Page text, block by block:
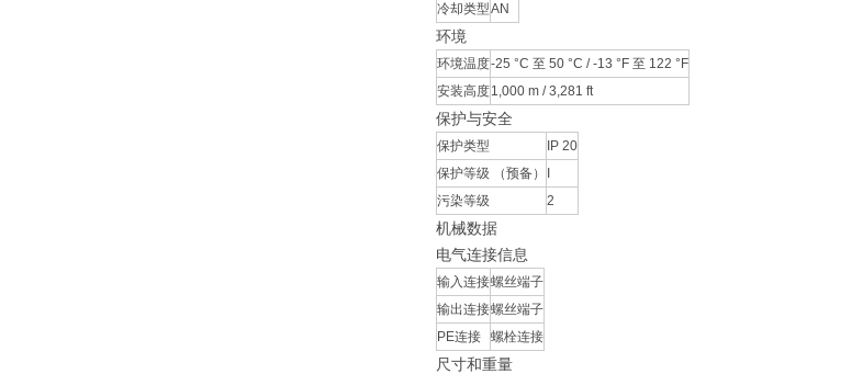
冷却类型AN
环境
环境温度-25 °C 至 50 °C / -13 °F 至 122 °F
安装高度1,000 m / 3,281 ft
保护与安全
保护类型
IP 20
保护等级 （预备）
污染等级
2
机械数据
电气连接信息
输入连接螺丝端子
输出连接螺丝端子
PE连接
螺栓连接
尺寸和重量